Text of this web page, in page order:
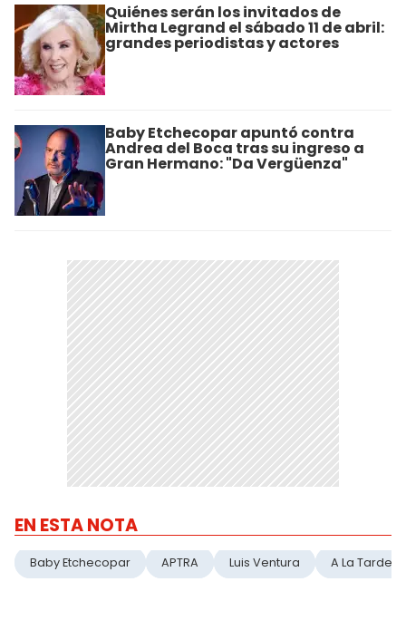
Quiénes serán los invitados de
Mirtha Legrand el sábado 11 de abril:
grandes periodistas y actores
Baby Etchecopar apuntó contra
Andrea del Boca tras su ingreso a
Gran Hermano: "Da Vergüenza"
EN ESTA NOTA
Baby Etchecopar APTRA Luis Ventura A La Tarde